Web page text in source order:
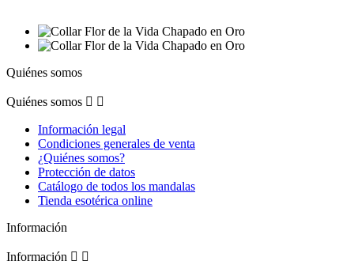
Quiénes somos
Quiénes somos  
Información legal
Condiciones generales de venta
¿Quiénes somos?
Protección de datos
Catálogo de todos los mandalas
Tienda esotérica online
Información
Información  